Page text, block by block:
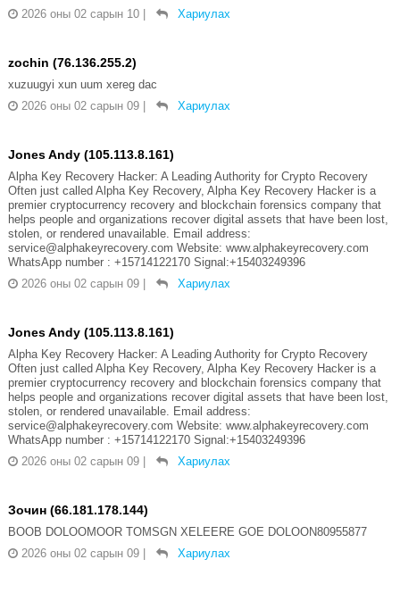
2026 оны 02 сарын 10 | Хариулах
zochin (76.136.255.2)
xuzuugyi xun uum xereg dac
2026 оны 02 сарын 09 | Хариулах
Jones Andy (105.113.8.161)
Alpha Key Recovery Hacker: A Leading Authority for Crypto Recovery
Often just called Alpha Key Recovery, Alpha Key Recovery Hacker is a
premier cryptocurrency recovery and blockchain forensics company that
helps people and organizations recover digital assets that have been lost,
stolen, or rendered unavailable. Email address:
service@alphakeyrecovery.com Website: www.alphakeyrecovery.com
WhatsApp number : +15714122170 Signal:+15403249396
2026 оны 02 сарын 09 | Хариулах
Jones Andy (105.113.8.161)
Alpha Key Recovery Hacker: A Leading Authority for Crypto Recovery
Often just called Alpha Key Recovery, Alpha Key Recovery Hacker is a
premier cryptocurrency recovery and blockchain forensics company that
helps people and organizations recover digital assets that have been lost,
stolen, or rendered unavailable. Email address:
service@alphakeyrecovery.com Website: www.alphakeyrecovery.com
WhatsApp number : +15714122170 Signal:+15403249396
2026 оны 02 сарын 09 | Хариулах
Зочин (66.181.178.144)
BOOB DOLOOMOOR TOMSGN XELEERE GOE DOLOON80955877
2026 оны 02 сарын 09 | Хариулах